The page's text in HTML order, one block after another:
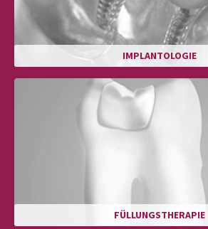
IMPLANTOLOGIE
FÜLLUNGSTHERAPIE